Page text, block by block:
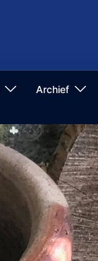
Archief